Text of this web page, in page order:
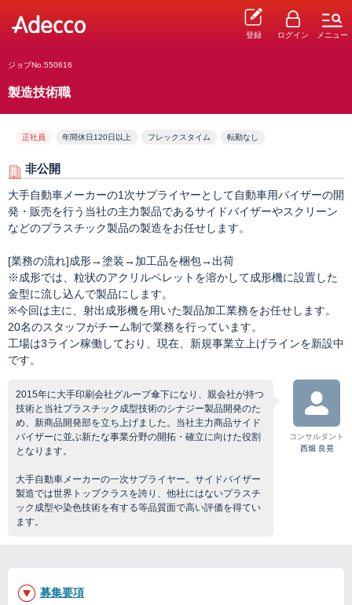
登録 ログイン メニュー
ジョブNo.550616
製造技術職
正社員 年間休日120日以上 フレックスタイム 転勤なし
非公開
大手自動車メーカーの1次サプライヤーとして自動車用バイザーの開
発・販売を行う当社の主力製品であるサイドバイザーやスクリーン
などのプラスチック製品の製造をお任せします。
[業務の流れ]成形→塗装→加工品を梱包→出荷
※成形では、粒状のアクリルペレットを溶かして成形機に設置した
金型に流し込んで製品にします。
※今回は主に、射出成形機を用いた製品加工業務をお任せします。
20名のスタッフがチーム制で業務を行っています。
工場は3ライン稼働しており、現在、新規事業立上げラインを新設中
です。
2015年に大手印刷会社グループ傘下になり、親会社が持つ
技術と当社プラスチック成型技術のシナジー製品開発のた
め、新商品開発部を立ち上げました。当社主力商品サイド
バイザーに並ぶ新たな事業分野の開拓・確立に向けた役割
となります。
大手自動車メーカーの一次サプライヤー。サイドバイザー
製造では世界トップクラスを誇り、他社にはないプラスチ
ック成型や染色技術を有する等品質面で高い評価を得てい
ます。
コンサルタント
西畑 良晃
募集要項